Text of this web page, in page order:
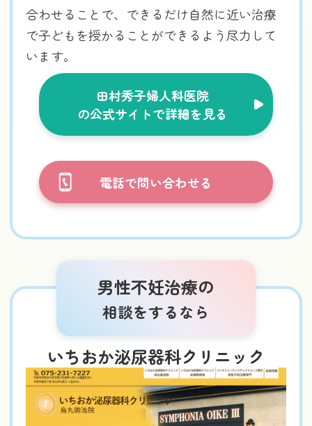
合わせることで、できるだけ自然に近い治療
で子どもを授かることができるよう尽力して
います。
田村秀子婦人科医院
の公式サイトで詳細を見る
電話で問い合わせる
男性不妊治療の
相談をするなら
いちおか泌尿器科クリニック